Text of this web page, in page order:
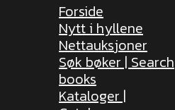
Forside
Nytt i hyllene
Nettauksjoner
Søk bøker | Search
books
Kataloger |